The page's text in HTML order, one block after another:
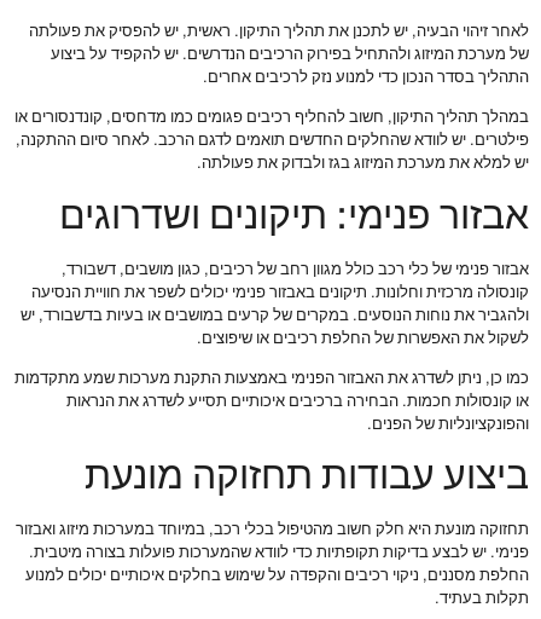
לאחר זיהוי הבעיה, יש לתכנן את תהליך התיקון. ראשית, יש להפסיק את פעולתה
של מערכת המיזוג ולהתחיל בפירוק הרכיבים הנדרשים. יש להקפיד על ביצוע
התהליך בסדר הנכון כדי למנוע נזק לרכיבים אחרים.
במהלך תהליך התיקון, חשוב להחליף רכיבים פגומים כמו מדחסים, קונדנסורים או
פילטרים. יש לוודא שהחלקים החדשים תואמים לדגם הרכב. לאחר סיום ההתקנה,
יש למלא את מערכת המיזוג בגז ולבדוק את פעולתה.
אבזור פנימי: תיקונים ושדרוגים
אבזור פנימי של כלי רכב כולל מגוון רחב של רכיבים, כגון מושבים, דשבורד,
קונסולה מרכזית וחלונות. תיקונים באבזור פנימי יכולים לשפר את חוויית הנסיעה
ולהגביר את נוחות הנוסעים. במקרים של קרעים במושבים או בעיות בדשבורד, יש
לשקול את האפשרות של החלפת רכיבים או שיפוצים.
כמו כן, ניתן לשדרג את האבזור הפנימי באמצעות התקנת מערכות שמע מתקדמות
או קונסולות חכמות. הבחירה ברכיבים איכותיים תסייע לשדרג את הנראות
והפונקציונליות של הפנים.
ביצוע עבודות תחזוקה מונעת
תחזוקה מונעת היא חלק חשוב מהטיפול בכלי רכב, במיוחד במערכות מיזוג ואבזור
פנימי. יש לבצע בדיקות תקופתיות כדי לוודא שהמערכות פועלות בצורה מיטבית.
החלפת מסננים, ניקוי רכיבים והקפדה על שימוש בחלקים איכותיים יכולים למנוע
תקלות בעתיד.